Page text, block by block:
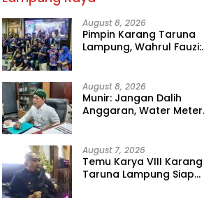
August 8, 2026
Pimpin Karang Taruna
Lampung, Wahrul Fauzi:
August 8, 2026
Munir: Jangan Dalih
Anggaran, Water Meter
August 7, 2026
Temu Karya VIII Karang
Taruna Lampung Siap